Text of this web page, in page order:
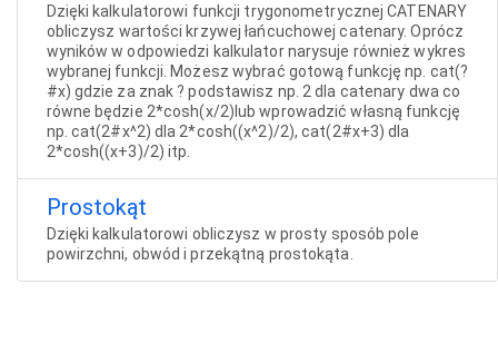
Dzięki kalkulatorowi funkcji trygonometrycznej CATENARY
obliczysz wartości krzywej łańcuchowej catenary. Oprócz
wyników w odpowiedzi kalkulator narysuje również wykres
wybranej funkcji. Możesz wybrać gotową funkcję np. cat(?
#x) gdzie za znak ? podstawisz np. 2 dla catenary dwa co
równe będzie 2*cosh(x/2)lub wprowadzić własną funkcję
np. cat(2#x^2) dla 2*cosh((x^2)/2), cat(2#x+3) dla
2*cosh((x+3)/2) itp.
Prostokąt
Dzięki kalkulatorowi obliczysz w prosty sposób pole
powirzchni, obwód i przekątną prostokąta.